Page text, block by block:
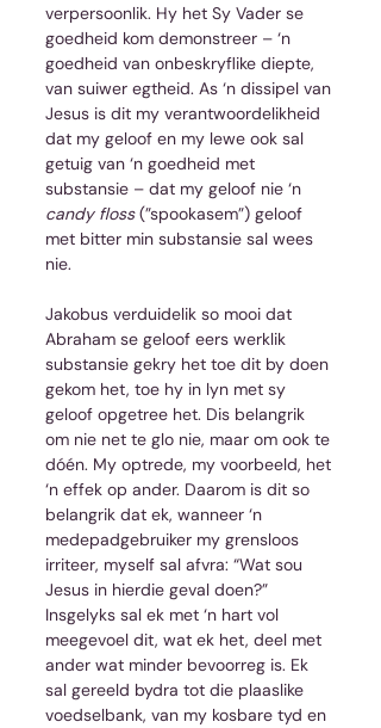
verpersoonlik. Hy het Sy Vader se
goedheid kom demonstreer – ‘n
goedheid van onbeskryflike diepte,
van suiwer egtheid. As ‘n dissipel van
Jesus is dit my verantwoordelikheid
dat my geloof en my lewe ook sal
getuig van ‘n goedheid met
substansie – dat my geloof nie ‘n
candy floss (”spookasem”) geloof
met bitter min substansie sal wees
nie.
Jakobus verduidelik so mooi dat
Abraham se geloof eers werklik
substansie gekry het toe dit by doen
gekom het, toe hy in lyn met sy
geloof opgetree het. Dis belangrik
om nie net te glo nie, maar om ook te
dóén. My optrede, my voorbeeld, het
‘n effek op ander. Daarom is dit so
belangrik dat ek, wanneer ‘n
medepadgebruiker my grensloos
irriteer, myself sal afvra: “Wat sou
Jesus in hierdie geval doen?”
Insgelyks sal ek met ‘n hart vol
meegevoel dit, wat ek het, deel met
ander wat minder bevoorreg is. Ek
sal gereeld bydra tot die plaaslike
voedselbank, van my kosbare tyd en